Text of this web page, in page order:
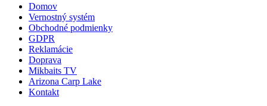
Domov
Vernostný systém
Obchodné podmienky
GDPR
Reklamácie
Doprava
Mikbaits TV
Arizona Carp Lake
Kontakt